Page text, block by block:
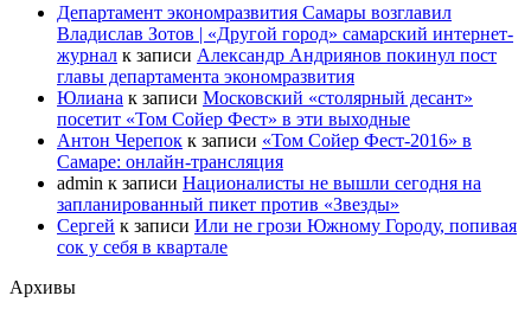
Департамент экономразвития Самары возглавил
Владислав Зотов | «Другой город» самарский интернет-
журнал к записи Александр Андриянов покинул пост
главы департамента экономразвития
Юлиана к записи Московский «столярный десант»
посетит «Том Сойер Фест» в эти выходные
Антон Черепок к записи «Том Сойер Фест-2016» в
Самаре: онлайн-трансляция
admin к записи Националисты не вышли сегодня на
запланированный пикет против «Звезды»
Сергей к записи Или не грози Южному Городу, попивая
сок у себя в квартале
Архивы